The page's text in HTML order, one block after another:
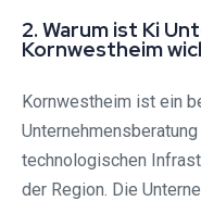
2. Warum ist Ki
Kornwestheim
Kornwestheim ist ein
technologischen
der Region. Die